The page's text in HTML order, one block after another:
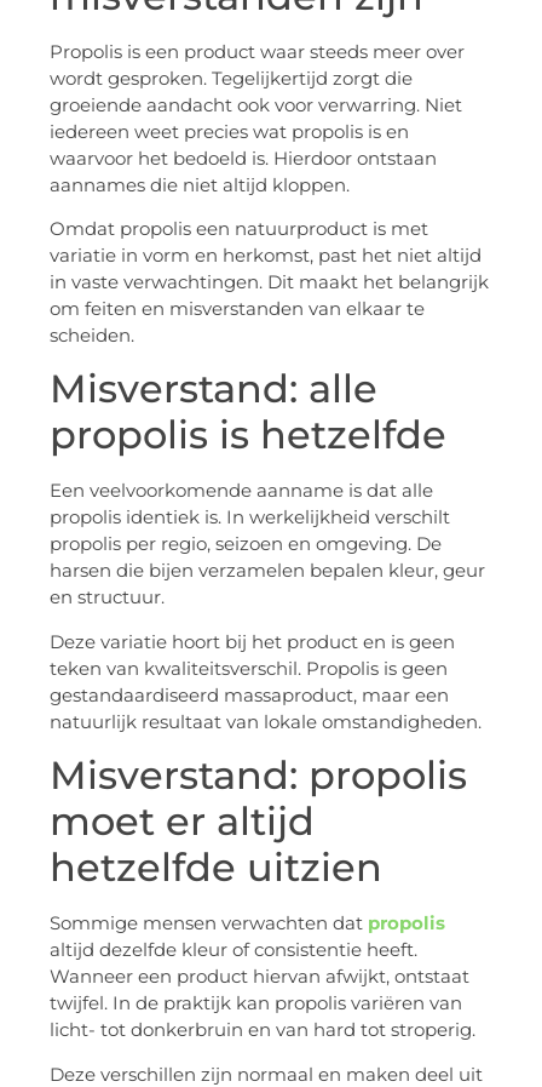
Propolis is een product waar steeds meer over
wordt gesproken. Tegelijkertijd zorgt die
groeiende aandacht ook voor verwarring. Niet
iedereen weet precies wat propolis is en
waarvoor het bedoeld is. Hierdoor ontstaan
aannames die niet altijd kloppen.
Omdat propolis een natuurproduct is met
variatie in vorm en herkomst, past het niet altijd
in vaste verwachtingen. Dit maakt het belangrijk
om feiten en misverstanden van elkaar te
scheiden.
Misverstand: alle
propolis is hetzelfde
Een veelvoorkomende aanname is dat alle
propolis identiek is. In werkelijkheid verschilt
propolis per regio, seizoen en omgeving. De
harsen die bijen verzamelen bepalen kleur, geur
en structuur.
Deze variatie hoort bij het product en is geen
teken van kwaliteitsverschil. Propolis is geen
gestandaardiseerd massaproduct, maar een
natuurlijk resultaat van lokale omstandigheden.
Misverstand: propolis
moet er altijd
hetzelfde uitzien
Sommige mensen verwachten dat propolis
altijd dezelfde kleur of consistentie heeft.
Wanneer een product hiervan afwijkt, ontstaat
twijfel. In de praktijk kan propolis variëren van
licht- tot donkerbruin en van hard tot stroperig.
Deze verschillen zijn normaal en maken deel uit